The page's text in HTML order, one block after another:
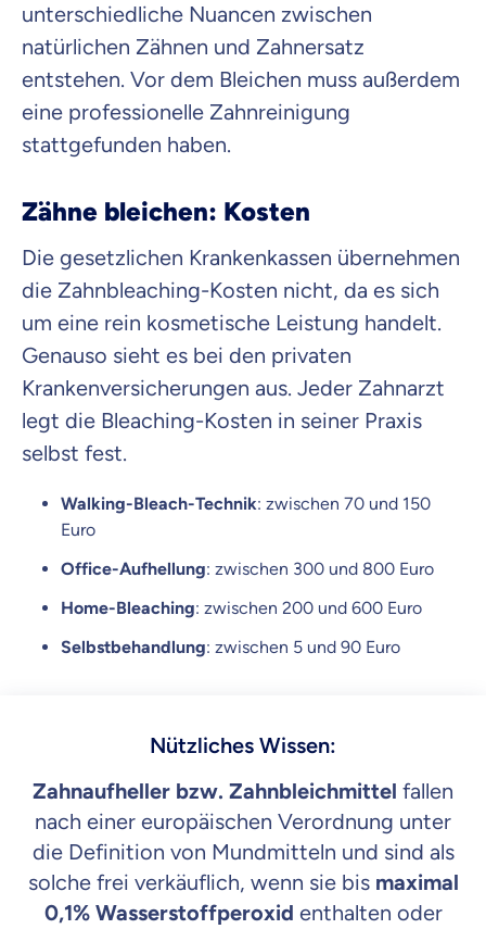
unterschiedliche Nuancen zwischen
natürlichen Zähnen und Zahnersatz
entstehen. Vor dem Bleichen muss außerdem
eine professionelle Zahnreinigung
stattgefunden haben.
Zähne bleichen: Kosten
Die gesetzlichen Krankenkassen übernehmen
die Zahnbleaching-Kosten nicht, da es sich
um eine rein kosmetische Leistung handelt.
Genauso sieht es bei den privaten
Krankenversicherungen aus. Jeder Zahnarzt
legt die Bleaching-Kosten in seiner Praxis
selbst fest.
Walking-Bleach-Technik: zwischen 70 und 150
Euro
Office-Aufhellung: zwischen 300 und 800 Euro
Home-Bleaching: zwischen 200 und 600 Euro
Selbstbehandlung: zwischen 5 und 90 Euro
​Nützliches Wissen:
Zahnaufheller bzw. Zahnbleichmittel fallen
nach einer europäischen Verordnung unter
die Definition von Mundmitteln und sind als
solche frei verkäuflich, wenn sie bis maximal
0,1% Wasserstoffperoxid enthalten oder